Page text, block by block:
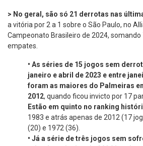
> No geral, são só 21 derrotas nas
a vitória por 2 a 1 sobre o São Paulo, no
Campeonato Brasileiro de 2024, somando
empates.
• As séries de 15 jogos sem
janeiro e abril de 2023 e entre
foram as maiores do Palmeiras
2012, quando ficou invicto por 17
Estão em quinto no ranking
1983 e atrás apenas de 2012 (17
(20) e 1972 (36).
• Já a série de três jogos sem